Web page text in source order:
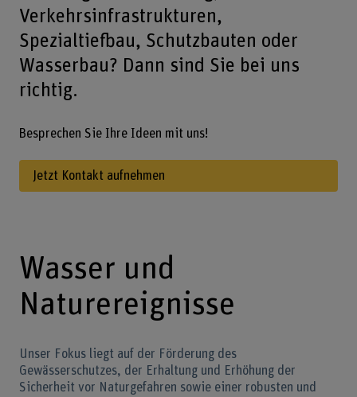
Verkehrsinfrastrukturen,
Spezialtiefbau, Schutzbauten oder
Wasserbau? Dann sind Sie bei uns
richtig.
Besprechen Sie Ihre Ideen mit uns!
Jetzt Kontakt aufnehmen
Wasser und
Naturereignisse
Unser Fokus liegt auf der Förderung des
Gewässerschutzes, der Erhaltung und Erhöhung der
Sicherheit vor Naturgefahren sowie einer robusten und